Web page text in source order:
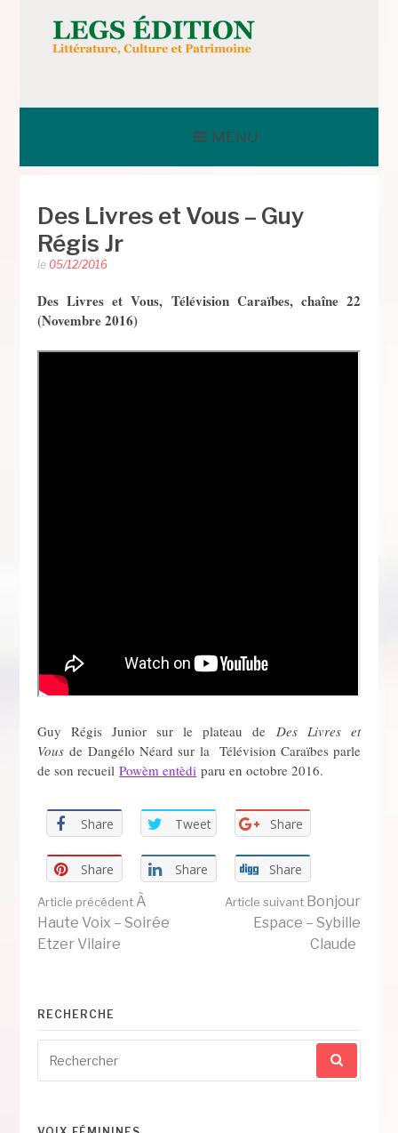
contenuLEGS ÉDITION
MENU
Des Livres et Vous – Guy
Régis Jr
le 05/12/2016
Des Livres et Vous, Télévision Caraïbes, chaîne 22
(Novembre 2016)
Guy Régis Junior sur le plateau de Des Livres et
Vousde Dangélo Néard sur la Télévision Caraïbes parle
de son recueilPowèm entèdi paru en octobre 2016.
Share Tweet Share
Share Share Share
Lire
suite
Article précédent À
Haute Voix – Soirée
Etzer Vilaire
Article suivantBonjour
Espace – Sybille
Claude
RECHERCHE
pour
: